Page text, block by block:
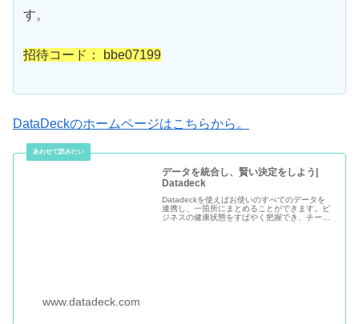
す。
招待コード： bbe07199
DataDeckのホームページはこちらから。
データを統合し、賢い決定をしよう|
Datadeck
Datadeckを使えばお使いのすべてのデータを
連携し、一箇所にまとめることができます。ビ
ジネスの健康状態をすばやく把握でき、チーム
www.datadeck.com